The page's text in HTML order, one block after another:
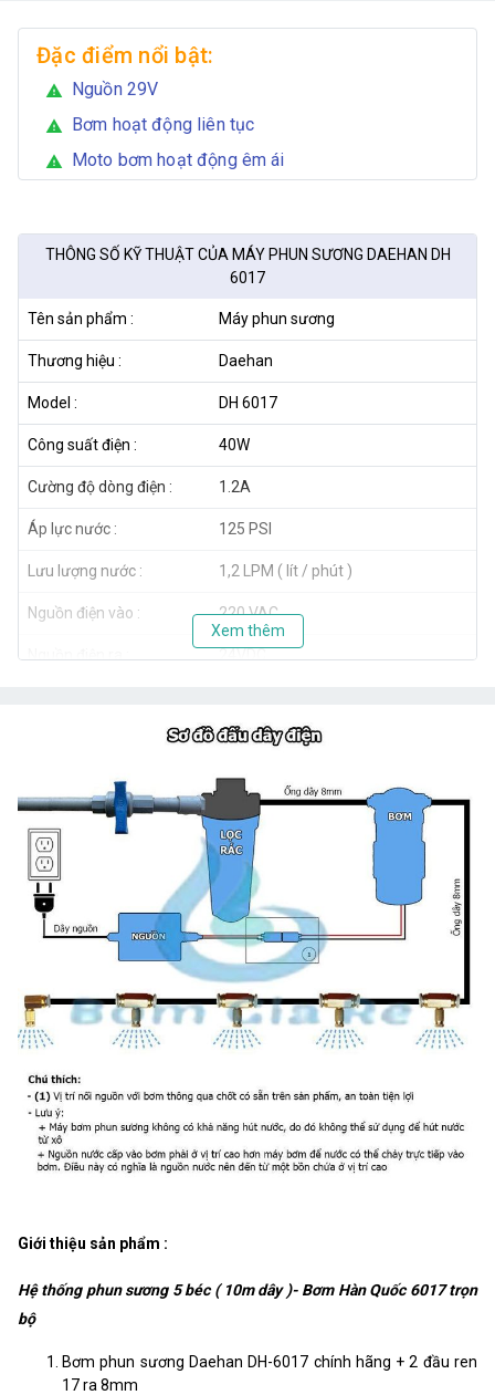
Đặc điểm nổi bật:
warning Nguồn 29V
warning Bơm hoạt động liên tục
warning Moto bơm hoạt động êm ái
THÔNG SỐ KỸ THUẬT CỦA MÁY PHUN SƯƠNG DAEHAN DH
6017
Tên sản phẩm : Máy phun sương
Thương hiệu : Daehan
Model : DH 6017
Công suất điện : 40W
Cường độ dòng điện : 1.2A
Áp lực nước : 125 PSI
Lưu lượng nước : 1,2 LPM ( lít / phút )
Nguồn điện vào : 220 VAC
24VDC
20
Hàn Quốc
Xem thêm
Giới thiệu sản phẩm :
Hệ thống phun sương 5 béc ( 10m dây )- Bơm Hàn Quốc 6017 trọn
bộ
Bơm phun sương Daehan DH-6017 chính hãng + 2 đầu ren
17 ra 8mm